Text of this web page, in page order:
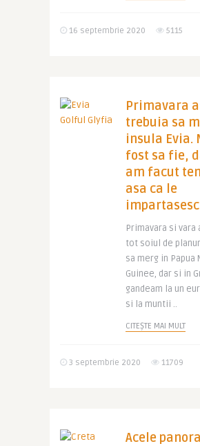
16 septembrie 2020 5115
Primavara
trebuia sa
insula Evia.
fost sa fie,
am facut
asa ca le
Primavara si vara
tot soiul de
sa merg in Papua
Guinee, dar si in
gandeam la un
si la muntii ..
CITEȘTE MAI MULT
3 septembrie 2020 11709
Acele